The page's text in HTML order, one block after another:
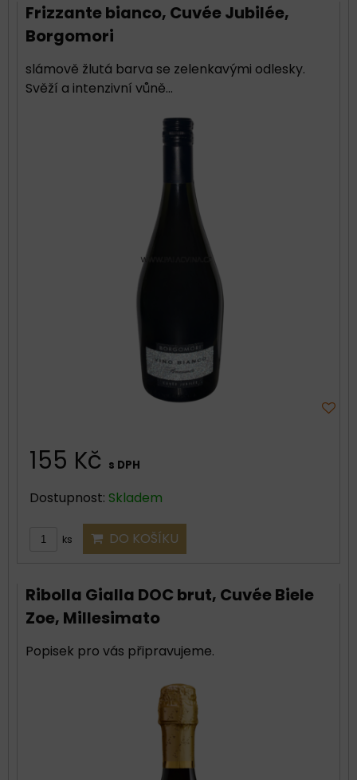
Frizzante bianco, Cuvée Jubilée,
Borgomori
slámově žlutá barva se zelenkavými odlesky.
Svěží a intenzivní vůně...
155 Kč s DPH
Dostupnost: Skladem
ks DO KOŠÍKU
Ribolla Gialla DOC brut, Cuvée Biele
Zoe, Millesimato
Popisek pro vás připravujeme.